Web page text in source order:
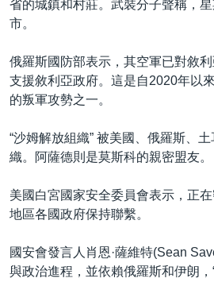
省的城鎮和村莊。武裝分子聲稱，
市。
俄羅斯國防部表示，其空軍已對敘
支援敘利亞政府。這是自2020年以
的叛軍攻勢之一。
“沙姆解放組織” 被美國、俄羅斯、
織。阿薩德則是莫斯科的親密盟友。
美國白宮國家安全委員會表示，正
地區各國政府保持聯繫。
國安會發言人肖恩·薩維特(Sean
與政治進程，並依賴俄羅斯和伊朗